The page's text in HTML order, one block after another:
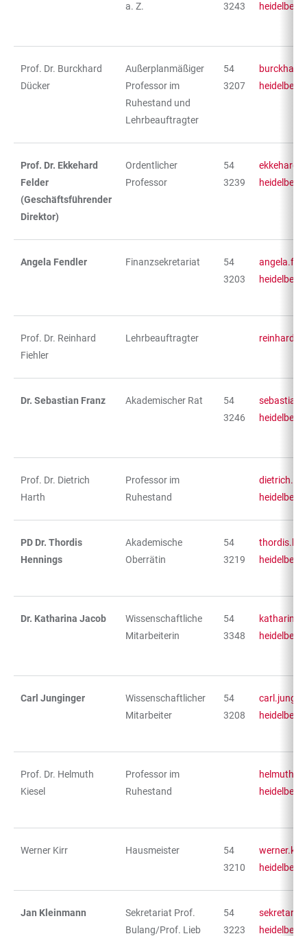
a. Z.
3243
Prof. Dr. Burckhard
Dücker
Außerplanmäßiger
Professor im
Ruhestand und
Lehrbeauftragter
54
3207
Prof. Dr. Ekkehard
Felder
(Geschäftsführender
Direktor)
Ordentlicher
Professor
54
3239
Angela Fendler Finanzsekretariat
54
3203
Prof. Dr. Reinhard
Fiehler
Lehrbeauftragter
Dr. Sebastian Franz Akademischer Rat
54
3246
Prof. Dr. Dietrich
Harth
Professor im
Ruhestand
PD Dr. Thordis
Hennings
Akademische
Oberrätin
54
3219
Dr. Katharina Jacob
Wissenschaftliche
Mitarbeiterin
54
3348
Carl Junginger
Wissenschaftlicher
Mitarbeiter
54
3208
Prof. Dr. Helmuth
Kiesel
Professor im
Ruhestand
Werner Kirr Hausmeister
54
3210
Jan Kleinmann
Sekretariat Prof.
Bulang/Prof. Lieb
54
3223